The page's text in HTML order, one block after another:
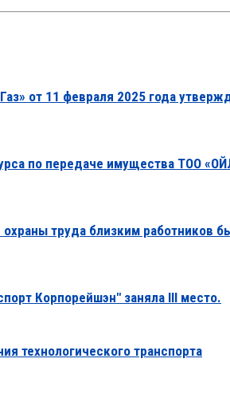
от 11 февраля 2025 года
по передаче имущества ТОО
труда близким работников
Корпорейшэн" заняла ІІІ место.
технологического транспорта